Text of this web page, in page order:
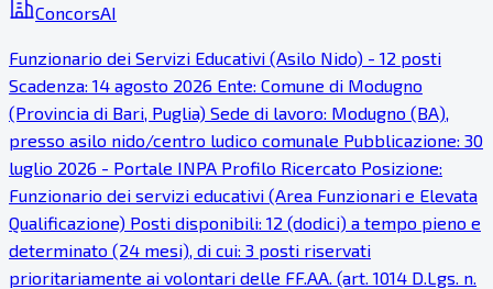
ConcorsAI
Funzionario dei Servizi Educativi (Asilo Nido) - 12 posti
Scadenza: 14 agosto 2026 Ente: Comune di Modugno
(Provincia di Bari, Puglia) Sede di lavoro: Modugno (BA),
presso asilo nido/centro ludico comunale Pubblicazione: 30
luglio 2026 - Portale INPA Profilo Ricercato Posizione:
Funzionario dei servizi educativi (Area Funzionari e Elevata
Qualificazione) Posti disponibili: 12 (dodici) a tempo pieno e
determinato (24 mesi), di cui: 3 posti riservati
prioritariamente ai volontari delle FF.AA. (art. 1014 D.Lgs. n.